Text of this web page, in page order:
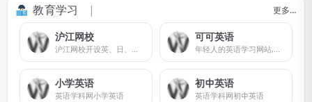
教育学习 更多…
沪江网校
沪江网校开设英、日、法、韩、泰、德、西班牙等13国外语课程，涵盖升学应试、海外留学、工作商务等。丰富全面的课程类型，为不同需求的学习者提供学习方案。
可可英语
年轻人的英语学习网站,主要频道有背单词,外刊精读,名著精读,VOA英语,VOA,bbc,英语听力,英语口语,四六级等英语考试,同时提供音频和讲义下载
小学英语
英语学科网小学英语
初中英语
英语学科网初中英语